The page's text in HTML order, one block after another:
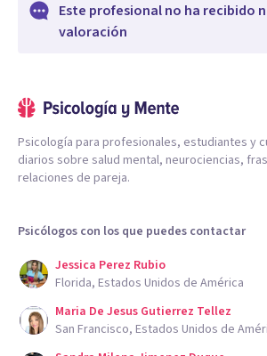
Este profesional no ha recibido
valoración
Psicología para profesionales, estudiantes y
diarios sobre salud mental, neurociencias,
relaciones de pareja.
Psicólogos con los que puedes contactar
Jessica Perez Rubio
Florida, Estados Unidos de América
Maria De Jesus Gutierrez Tellez
San Francisco, Estados Unidos de